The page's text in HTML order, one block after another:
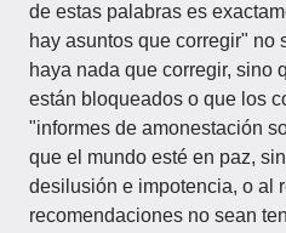
de estas palabras es
hay asuntos que corregir" no
haya nada que corregir, sino
están bloqueados o que los
"informes de amonestación
que el mundo esté en paz,
desilusión e impotencia, o al
recomendaciones no sean